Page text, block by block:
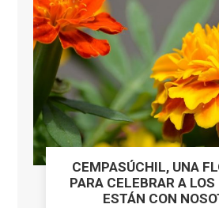
CEMPASÚCHIL, UNA
PARA CELEBRAR A LOS
ESTÁN CON